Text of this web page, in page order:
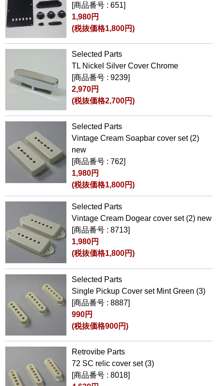
[商品番号 : 651]
1,980円
(税抜価格1,800円)
Selected Parts
TL Nickel Silver Cover Chrome
[商品番号 : 9239]
2,970円
(税抜価格2,700円)
Selected Parts
Vintage Cream Soapbar cover set (2)
new
[商品番号 : 762]
1,980円
(税抜価格1,800円)
Selected Parts
Vintage Cream Dogear cover set (2) new
[商品番号 : 8713]
1,980円
(税抜価格1,800円)
Selected Parts
Single Pickup Cover set Mint Green (3)
[商品番号 : 8887]
990円
(税抜価格900円)
Retrovibe Parts
72 SC relic cover set (3)
[商品番号 : 8018]